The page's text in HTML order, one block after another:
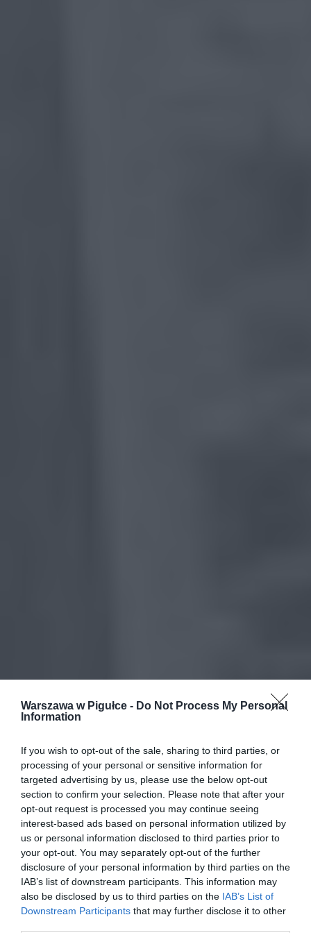
Warszawa w Pigułce - Do Not Process My Personal
Information
If you wish to opt-out of the sale, sharing to third parties, or
processing of your personal or sensitive information for
targeted advertising by us, please use the below opt-out
section to confirm your selection. Please note that after your
opt-out request is processed you may continue seeing
interest-based ads based on personal information utilized by
us or personal information disclosed to third parties prior to
your opt-out. You may separately opt-out of the further
disclosure of your personal information by third parties on the
IAB’s list of downstream participants. This information may
also be disclosed by us to third parties on the IAB’s List of
Downstream Participants that may further disclose it to other